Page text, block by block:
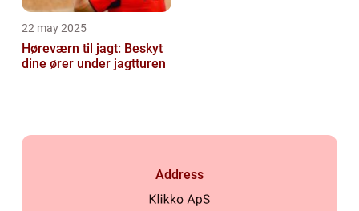
22 may 2025
Høreværn til jagt: Beskyt
dine ører under jagtturen
Address